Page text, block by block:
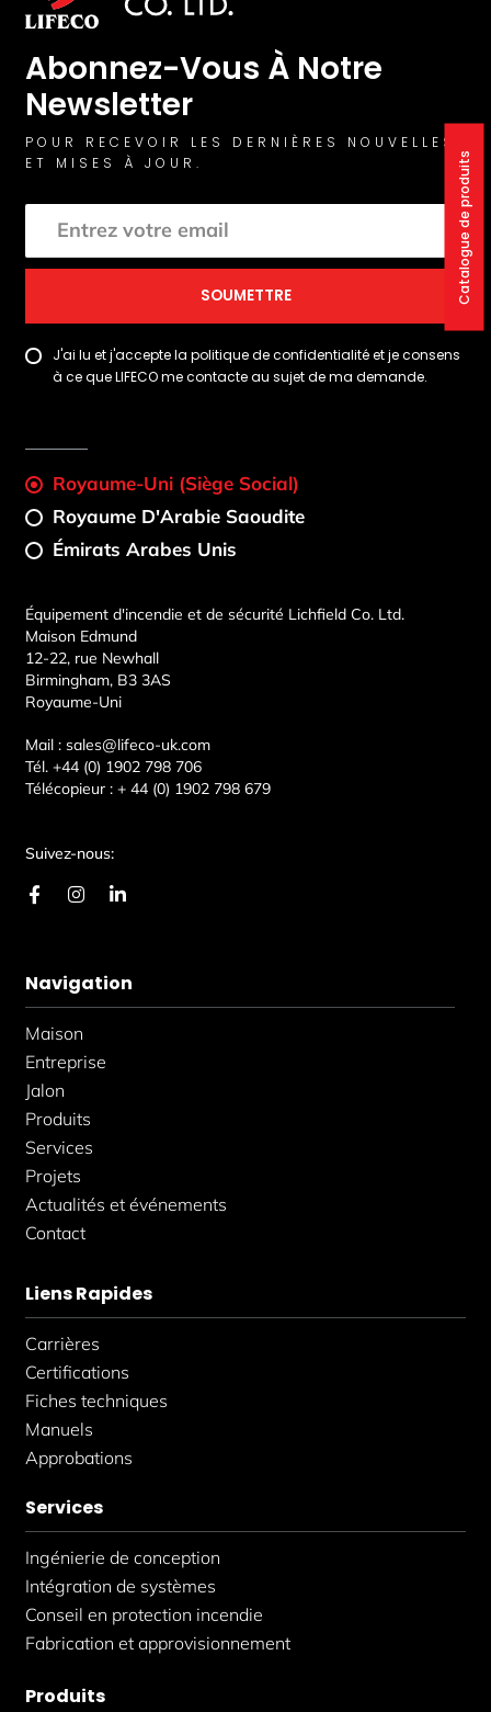
Abonnez-Vous À Notre
Newsletter
POUR RECEVOIR LES DERNIÈRES NOUVELLES
ET MISES À JOUR.
SOUMETTRE
J'ai lu et j'accepte la politique de confidentialité et je consens
à ce que LIFECO me contacte au sujet de ma demande.
Royaume-Uni (Siège Social)
Royaume D'Arabie Saoudite
Émirats Arabes Unis
Équipement d'incendie et de sécurité Lichfield Co. Ltd.
Maison Edmund
12-22, rue Newhall
Birmingham, B3 3AS
Royaume-Uni
Mail :sales@lifeco-uk.com
Tél. +44 (0) 1902 798 706
Télécopieur :+ 44 (0) 1902 798 679
Suivez-nous:
F
a
o
o
k
-
f
I
n
g
r
m
L
d
i
Navigation
Maison
Entreprise
Jalon
Produits
Services
Projets
Actualités et événements
Contact
Liens Rapides
Carrières
Certifications
Fiches techniques
Manuels
Approbations
Services
Ingénierie de conception
Intégration de systèmes
Conseil en protection incendie
Fabrication et approvisionnement
Produits
Catalogue de produits